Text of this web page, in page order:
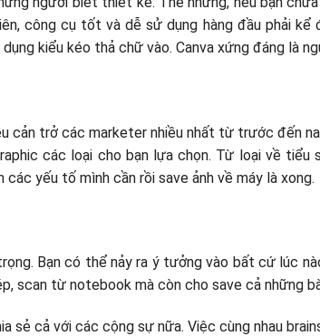
công cụ tốt và dễ sử dụng hàng đầu phải kể
kiểu kéo thả chữ vào. Canva xứng đáng là
trở các marketer nhiều nhất từ trước đến
các loại cho bạn lựa chọn. Từ loại về
yếu tố mình cần rồi save ảnh về máy là xong.
Bạn có thể nảy ra ý tưởng vào bất cứ lúc
scan từ notebook mà còn cho save cả những
sẻ cả với các cộng sự nữa. Việc cùng nhau